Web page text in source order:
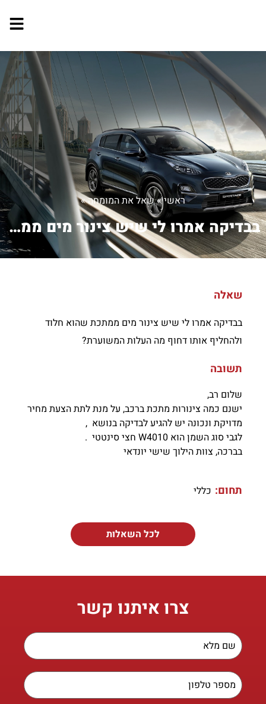
ראשי»שאל את המומחה»
בבדיקה אמרו לי שיש צינור מים ממתכת שה...
שאלה
בבדיקה אמרו לי שיש צינור מים ממתכת שהוא חלוד
ולהחליף אותו דחוף מה העלות המשוערת?
תשובה
שלום רב,
ישנם כמה צינורות מתכת ברכב, על מנת לתת הצעת מחיר
מדויקת ונכונה יש להגיע לבדיקה בנושא ,
לגבי סוג השמן הוא W4010 חצי סינטטי .
בברכה, צוות הילוך שישי יונדאי
תחום: כללי
לכל השאלות
צרו איתנו קשר